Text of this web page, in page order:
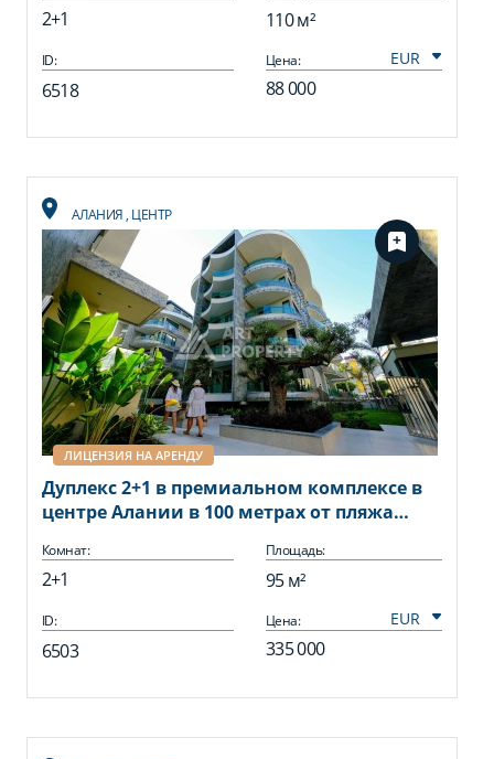
2+1 110 м²
ID:
6518
Цена:
88 000
АЛАНИЯ, ЦЕНТР
ЛИЦЕНЗИЯ НА АРЕНДУ
Дуплекс 2+1 в премиальном комплексе в
центре Алании в 100 метрах от пляжа
Комнат:
2+1
Площадь:
95 м²
ID:
6503
Цена:
335 000